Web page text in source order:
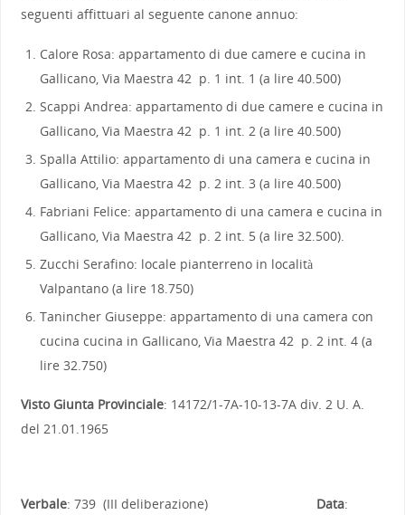
seguenti affittuari al seguente canone annuo:
Calore Rosa: appartamento di due camere e cucina in
Gallicano, Via Maestra 42 p. 1 int. 1 (a lire 40.500)
Scappi Andrea: appartamento di due camere e cucina in
Gallicano, Via Maestra 42 p. 1 int. 2 (a lire 40.500)
Spalla Attilio: appartamento di una camera e cucina in
Gallicano, Via Maestra 42 p. 2 int. 3 (a lire 40.500)
Fabriani Felice: appartamento di una camera e cucina in
Gallicano, Via Maestra 42 p. 2 int. 5 (a lire 32.500).
Zucchi Serafino: locale pianterreno in località
Valpantano (a lire 18.750)
Tanincher Giuseppe: appartamento di una camera con
cucina cucina in Gallicano, Via Maestra 42 p. 2 int. 4 (a
lire 32.750)
Visto Giunta Provinciale: 14172/1-7A-10-13-7A div. 2 U. A.
del 21.01.1965
Verbale: 739 (III deliberazione) Data: